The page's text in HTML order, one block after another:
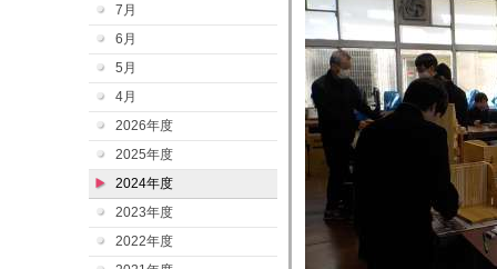
7月
6月
5月
4月
2026年度
2025年度
2024年度
2023年度
2022年度